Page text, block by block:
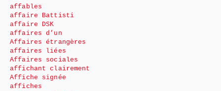
affables
affaire Battisti
affaire DSK
affaires d’un
Affaires étrangères
affaires liées
Affaires sociales
affichant clairement
Affiche signée
affiches